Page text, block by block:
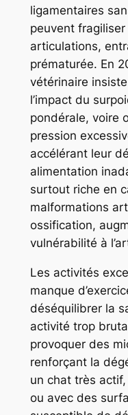
ligamentaires
peuvent
articulations,
prématurée. En
vétérinaire
l’impact du
pondérale, voire
pression
accélérant leur
alimentation
surtout riche en
malformations
ossification,
vulnérabilité à
Les activités
manque
déséquilibrer la
activité trop
provoquer des
renforçant la
un chat très
ou avec des